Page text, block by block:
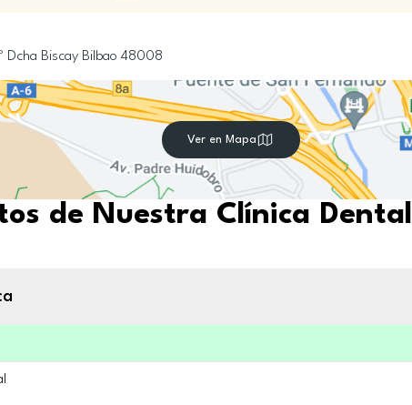
Dcha Biscay Bilbao 48008
Ver en Mapa
de Nuestra Clínica Dental